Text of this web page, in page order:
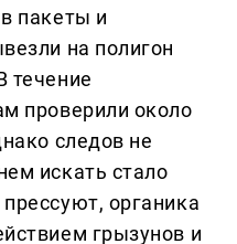
пакеты и
на полигон
течение
проверили около
следов не
искать стало
органика
грызунов и